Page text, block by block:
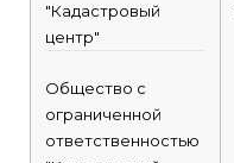
"Кадастровый
центр"
Общество с
ограниченной
ответственностью